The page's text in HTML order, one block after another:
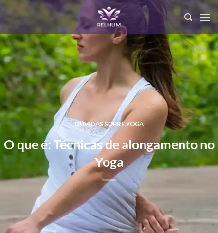
DÚVIDAS SOBRE YOGA
O que é: Técnicas de alongamento no
Yoga